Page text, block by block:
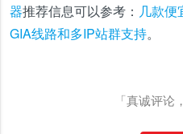
器推荐信息可以参考： 几款便
GIA线路和多IP站群支持。
「真诚评论